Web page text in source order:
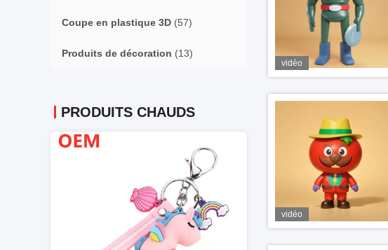
Coupe en plastique 3D (57)
Produits de décoration (13)
PRODUITS CHAUDS
vidéo
vidéo